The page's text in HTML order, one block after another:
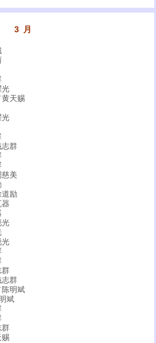
3 月
光
黄天赐
光
志群
慈美
道励
光
光
群
志群
陈明斌
斌
群
赐